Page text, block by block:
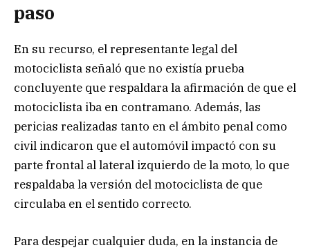
paso
En su recurso, el representante legal del
motociclista señaló que no existía prueba
concluyente que respaldara la afirmación de que el
motociclista iba en contramano. Además, las
pericias realizadas tanto en el ámbito penal como
civil indicaron que el automóvil impactó con su
parte frontal al lateral izquierdo de la moto, lo que
respaldaba la versión del motociclista de que
circulaba en el sentido correcto.
Para despejar cualquier duda, en la instancia de